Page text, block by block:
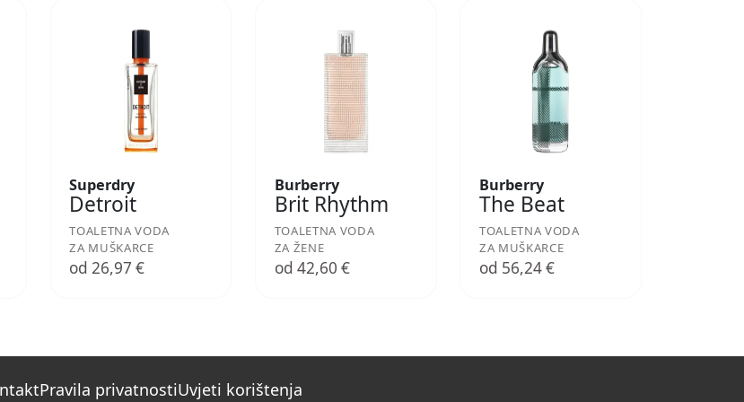
Superdry
Detroit
TOALETNA VODA
ZA MUŠKARCE
od 26,97 €
Burberry
Brit Rhythm
TOALETNA VODA
ZA ŽENE
od 42,60 €
Burberry
The Beat
TOALETNA VODA
ZA MUŠKARCE
od 56,24 €
Pravila privatnostiUvjeti korištenja